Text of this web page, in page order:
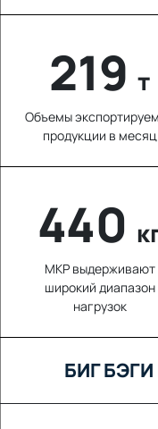
220 т
Объемы
продукции в месяц
626
МКР выдерживают
широкий диапазон
нагрузок
БИГ